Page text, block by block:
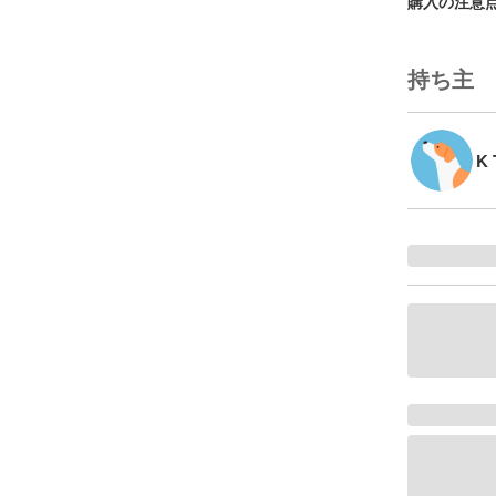
持ち主
K